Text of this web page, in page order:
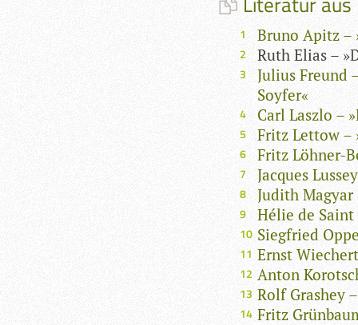
Bruno Apitz –
Ruth Elias –
Julius Freund
Soyfer«
Carl Laszlo –
Fritz Lettow –
Fritz Löhner-
Jacques
Judith Magyar
Hélie de Saint
Siegfried
Ernst
Anton
Rolf Grashey
Fritz